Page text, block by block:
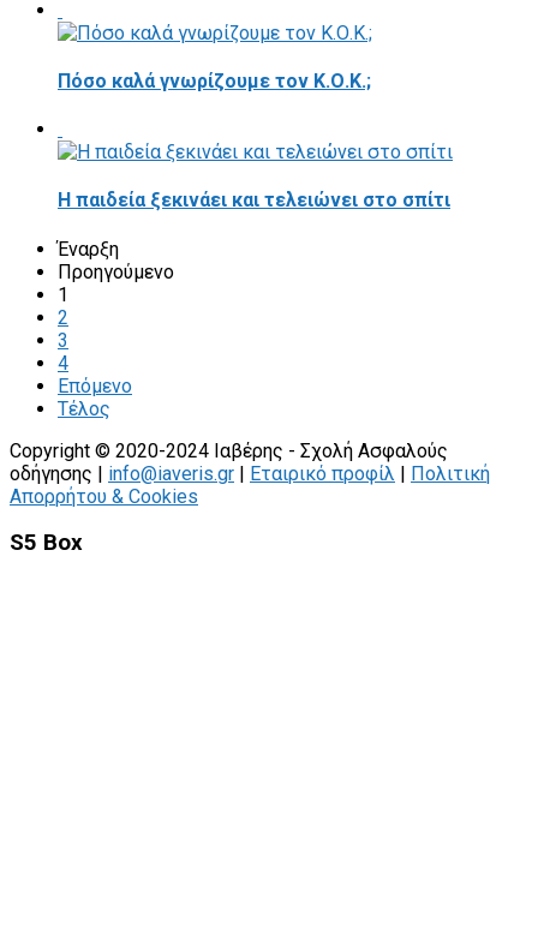
Πόσο καλά γνωρίζουμε τον Κ.Ο.Κ.;
Η παιδεία ξεκινάει και τελειώνει στο σπίτι
Έναρξη
Προηγούμενο
1
2
3
4
Επόμενο
Τέλος
Copyright © 2020-2024 Ιαβέρης - Σχολή Ασφαλούς
οδήγησης | info@iaveris.gr | Εταιρικό προφίλ | Πολιτική
Απορρήτου & Cookies
S5 Box